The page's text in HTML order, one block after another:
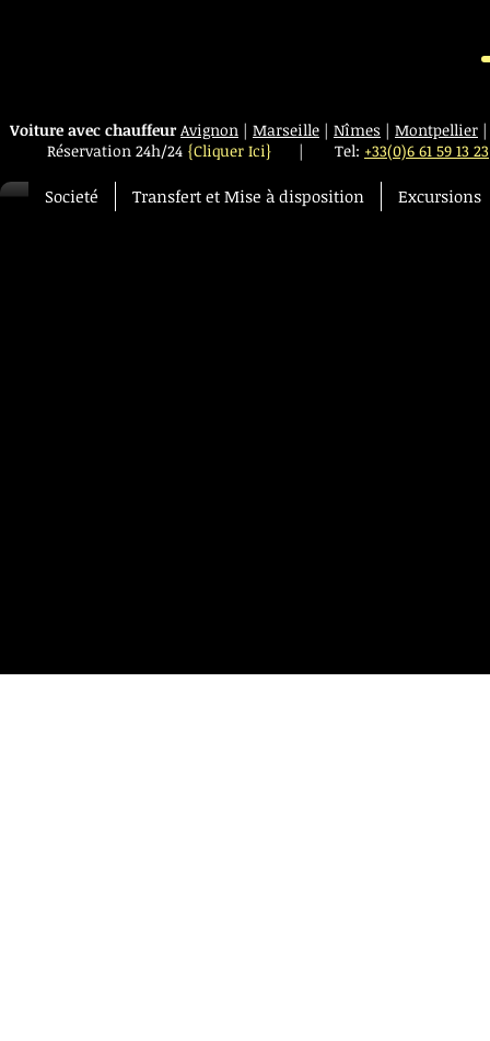
Voiture avec chauffeur Avignon | Marseille | Nîmes | Montpellier
Réservation 24h/24 {Cliquer Ici} | Tel: +33(0)6 61 59 13 23
Societé Transfert et Mise à disposition Excursions